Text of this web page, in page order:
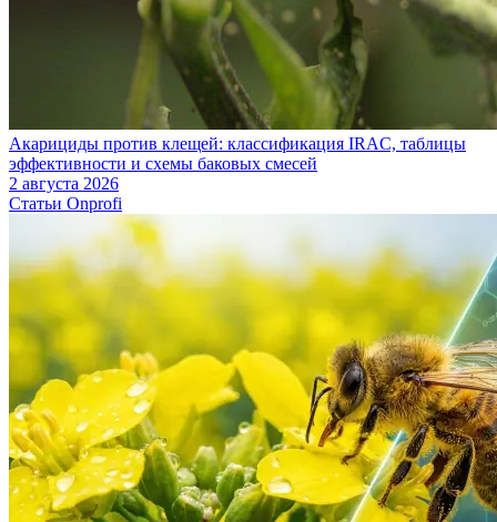
Акарициды против клещей: классификация IRAC, таблицы
эффективности и схемы баковых смесей
2 августа 2026
Статьи Onprofi